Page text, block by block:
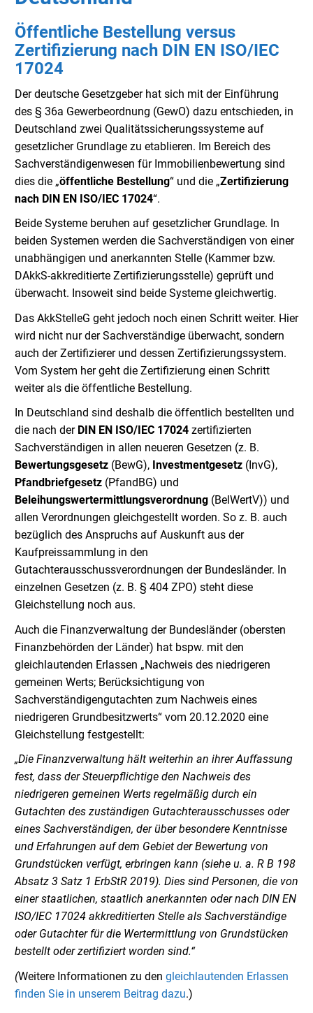
Öffentliche Bestellung versus
Zertifizierung nach DIN EN ISO/IEC
17024
Der deutsche Gesetzgeber hat sich mit der Einführung
des § 36a Gewerbeordnung (GewO) dazu entschieden, in
Deutschland zwei Qualitätssicherungssysteme auf
gesetzlicher Grundlage zu etablieren. Im Bereich des
Sachverständigenwesen für Immobilienbewertung sind
dies die „öffentliche Bestellung“ und die „Zertifizierung
nach DIN EN ISO/IEC 17024“.
Beide Systeme beruhen auf gesetzlicher Grundlage. In
beiden Systemen werden die Sachverständigen von einer
unabhängigen und anerkannten Stelle (Kammer bzw.
DAkkS-akkreditierte Zertifizierungsstelle) geprüft und
überwacht. Insoweit sind beide Systeme gleichwertig.
Das AkkStelleG geht jedoch noch einen Schritt weiter. Hier
wird nicht nur der Sachverständige überwacht, sondern
auch der Zertifizierer und dessen Zertifizierungssystem.
Vom System her geht die Zertifizierung einen Schritt
weiter als die öffentliche Bestellung.
In Deutschland sind deshalb die öffentlich bestellten und
die nach der DIN EN ISO/IEC 17024 zertifizierten
Sachverständigen in allen neueren Gesetzen (z. B.
Bewertungsgesetz (BewG), Investmentgesetz (InvG),
Pfandbriefgesetz (PfandBG) und
Beleihungswertermittlungsverordnung (BelWertV)) und
allen Verordnungen gleichgestellt worden. So z. B. auch
bezüglich des Anspruchs auf Auskunft aus der
Kaufpreissammlung in den
Gutachterausschussverordnungen der Bundesländer. In
einzelnen Gesetzen (z. B. § 404 ZPO) steht diese
Gleichstellung noch aus.
Auch die Finanzverwaltung der Bundesländer (obersten
Finanzbehörden der Länder) hat bspw. mit den
gleichlautenden Erlassen „Nachweis des niedrigeren
gemeinen Werts; Berücksichtigung von
Sachverständigengutachten zum Nachweis eines
niedrigeren Grundbesitzwerts“ vom 20.12.2020 eine
Gleichstellung festgestellt:
„Die Finanzverwaltung hält weiterhin an ihrer Auffassung
fest, dass der Steuerpflichtige den Nachweis des
niedrigeren gemeinen Werts regelmäßig durch ein
Gutachten des zuständigen Gutachterausschusses oder
eines Sachverständigen, der über besondere Kenntnisse
und Erfahrungen auf dem Gebiet der Bewertung von
Grundstücken verfügt, erbringen kann (siehe u. a. R B 198
Absatz 3 Satz 1 ErbStR 2019). Dies sind Personen, die von
einer staatlichen, staatlich anerkannten oder nach DIN EN
ISO/IEC 17024 akkreditierten Stelle als Sachverständige
oder Gutachter für die Wertermittlung von Grundstücken
bestellt oder zertifiziert worden sind.“
(Weitere Informationen zu den gleichlautenden Erlassen
finden Sie in unserem Beitrag dazu.)